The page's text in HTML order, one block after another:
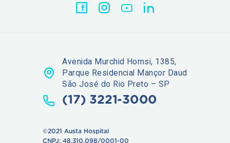
Avenida Murchid Homsi, 1385,
Parque Residencial Mançor Daud
São José do Rio Preto – SP
(17) 3221-3000
©2021 Austa Hospital
CNPJ: 48.310.098/0001-00